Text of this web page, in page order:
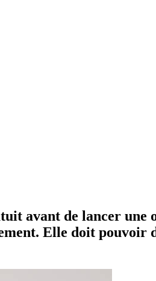
avant de lancer une
Elle doit pouvoir